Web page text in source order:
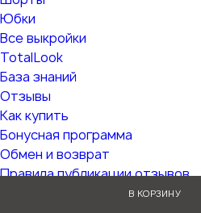
В КОРЗИНУ
Юбки
Все выкройки
TotalLook
База знаний
Отзывы
Как купить
Бонусная программа
Обмен и возврат
Правила публикации отзывов